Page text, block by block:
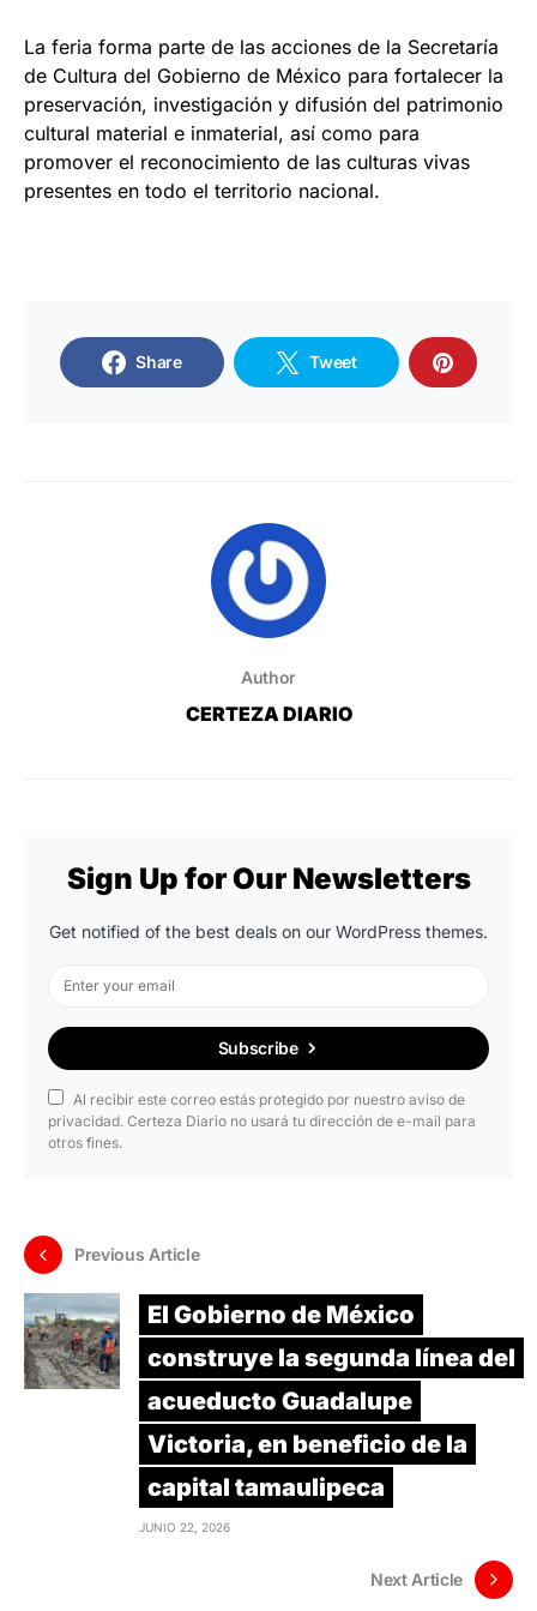
La feria forma parte de las acciones de la Secretaría
de Cultura del Gobierno de México para fortalecer la
preservación, investigación y difusión del patrimonio
cultural material e inmaterial, así como para
promover el reconocimiento de las culturas vivas
presentes en todo el territorio nacional.
Share Tweet
Author
CERTEZA DIARIO
Sign Up for Our Newsletters
Get notified of the best deals on our WordPress themes.
Subscribe
Al recibir este correo estás protegido por nuestro aviso de
privacidad. Certeza Diario no usará tu dirección de e-mail para
otros fines.
Previous Article
El Gobierno de México
construye la segunda línea del
acueducto Guadalupe
Victoria, en beneficio de la
capital tamaulipeca
JUNIO 22, 2026
Next Article